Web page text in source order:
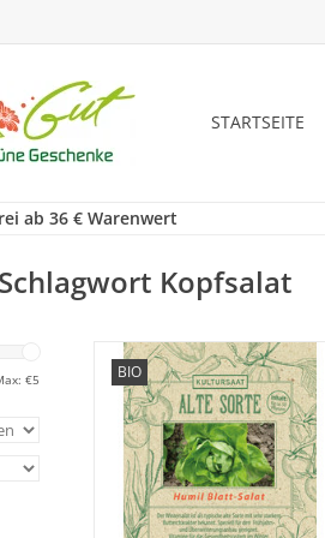
STARTSEITE
ab 36 € Warenwert
Kopfsalat
€5 BIO
Entdecken Sie unseren seltenen,
historischen Blattsalat wieder, der
fast in Vergessenheit geraten ist!
ZUM WARENKORB HINZUFÜGEN